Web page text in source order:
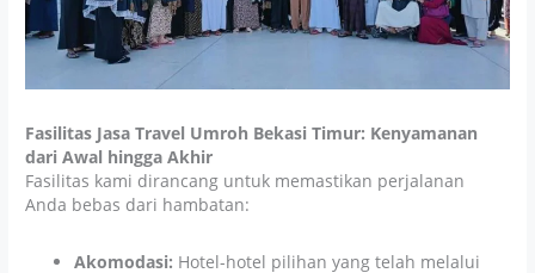
Fasilitas Jasa Travel Umroh Bekasi Timur: Kenyamanan
dari Awal hingga Akhir
Fasilitas kami dirancang untuk memastikan perjalanan
Anda bebas dari hambatan:
Akomodasi: Hotel-hotel pilihan yang telah melalui